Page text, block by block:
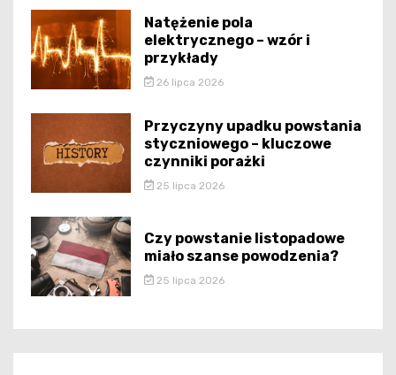
Natężenie pola
elektrycznego – wzór i
przykłady
26 lipca 2026
Przyczyny upadku powstania
styczniowego – kluczowe
czynniki porażki
25 lipca 2026
Czy powstanie listopadowe
miało szanse powodzenia?
25 lipca 2026